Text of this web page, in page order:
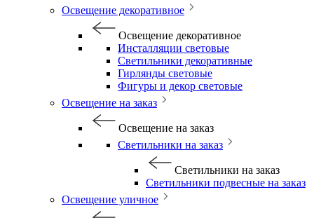
Освещение декоративное
Освещение декоративное
Инсталляции световые
Светильники декоративные
Гирлянды световые
Фигуры и декор световые
Освещение на заказ
Освещение на заказ
Светильники на заказ
Светильники на заказ
Светильники подвесные на заказ
Освещение уличное